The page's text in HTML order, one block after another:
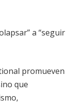
a “seguir
promueven
que